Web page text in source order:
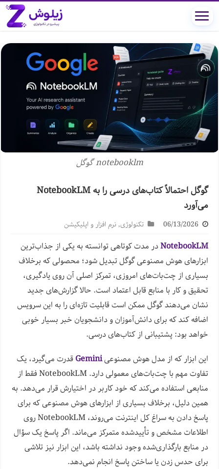
notebooklm گوگل
گوگل احتمالاً کتاب‌های درسی را به NotebookLM
می‌آورد
06/13/2026 تکنولوژی,نرم افزار و اپلیکیشن
NotebookLMدر مدت کوتاهی توانسته به یکی از جذاب‌ترین
ابزارهای هوش مصنوعی گوگل تبدیل شود؛ محصولی که برخلاف
بسیاری از چت‌بات‌های امروزی، تمرکز اصلی آن روی یادگیری،
تحقیق و کار با منابع قابل اعتماد است. حالا گزارش‌های جدید
نشان می‌دهند گوگل ممکن است قابلیت تازه‌ای را به این سرویس
اضافه کند که برای دانش‌آموزان و دانشجویان خبر بسیار خوبی
خواهد بود: پشتیبانی از کتاب‌های درسی.
این ابزار که از مدل هوش مصنوعیGeminiقدرت می‌گیرد، یک
تفاوت مهم با چت‌بات‌های معمولی دارد. NotebookLM فقط از
منابعی استفاده می‌کند که خود کاربر در اختیارش قرار می‌دهد. به
همین دلیل، برخلاف بسیاری از ابزارهای هوش مصنوعی که برای
پاسخ دادن به سراغ کل اینترنت می‌روند، NotebookLM روی
اطلاعات مشخص و تأییدشده متمرکز می‌ماند. اگر پاسخ یک سؤال
در منابع بارگذاری‌شده وجود نداشته باشد، این ابزار نیز تلاشی
برای حدس زدن یا ساختن پاسخ انجام نمی‌دهد.